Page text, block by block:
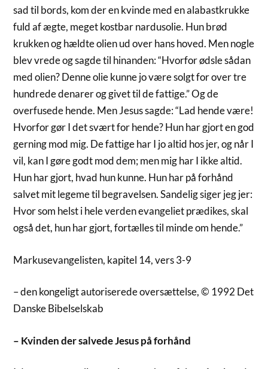
sad til bords, kom der en kvinde med en alabastkrukke
fuld af ægte, meget kostbar nardusolie. Hun brød
krukken og hældte olien ud over hans hoved. Men nogle
blev vrede og sagde til hinanden: “Hvorfor ødsle sådan
med olien? Denne olie kunne jo være solgt for over tre
hundrede denarer og givet til de fattige.” Og de
overfusede hende. Men Jesus sagde: “Lad hende være!
Hvorfor gør I det svært for hende? Hun har gjort en god
gerning mod mig. De fattige har I jo altid hos jer, og når I
vil, kan I gøre godt mod dem; men mig har I ikke altid.
Hun har gjort, hvad hun kunne. Hun har på forhånd
salvet mit legeme til begravelsen. Sandelig siger jeg jer:
Hvor som helst i hele verden evangeliet prædikes, skal
også det, hun har gjort, fortælles til minde om hende.”
Markusevangelisten, kapitel 14, vers 3-9
– den kongeligt autoriserede oversættelse, © 1992 Det
Danske Bibelselskab
– Kvinden der salvede Jesus på forhånd